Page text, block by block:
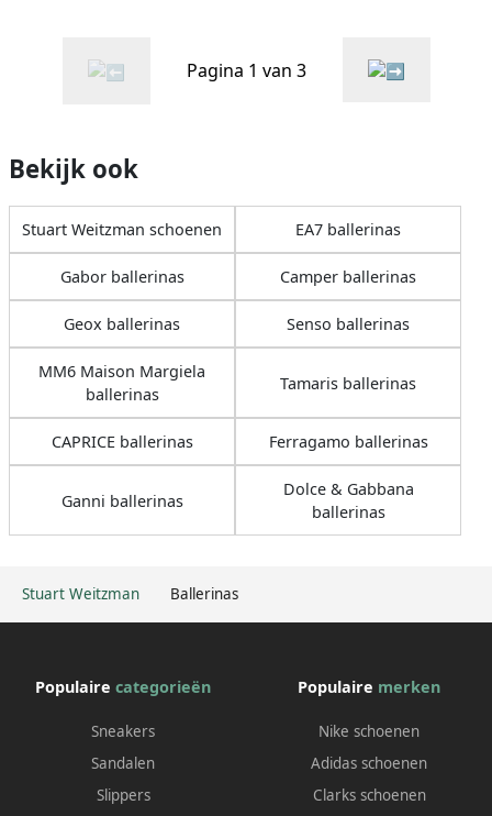
Stuart Weitzman Ballerinas
Pagina 1 van 3
Bekijk ook
Stuart Weitzman schoenen EA7 ballerinas
Gabor ballerinas Camper ballerinas
Geox ballerinas Senso ballerinas
MM6 Maison Margiela
ballerinas
Tamaris ballerinas
CAPRICE ballerinas Ferragamo ballerinas
Ganni ballerinas
Dolce & Gabbana
ballerinas
Populaire categorieën
Sneakers
Sandalen
Slippers
Populaire merken
Nike schoenen
Adidas schoenen
Clarks schoenen